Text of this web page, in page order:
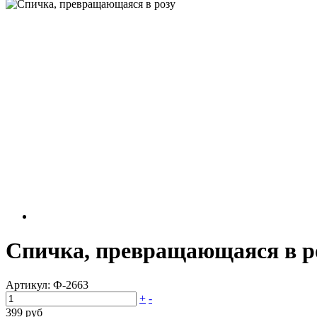
Спичка, превращающаяся в
Артикул: Ф-2663
+ -
399 руб